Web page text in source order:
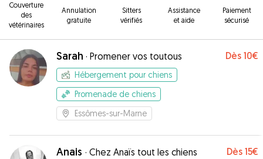
Couverture
des
vétérinaires
Annulation
gratuite
Sitters
vérifiés
Assistance
et aide
Paiement
sécurisé
Sarah · Promener vos toutous Dès 10€
Hébergement pour chiens
Promenade de chiens
Essômes-sur-Marne
Anais · Chez Anaïs tout les chiens
Dès 15€